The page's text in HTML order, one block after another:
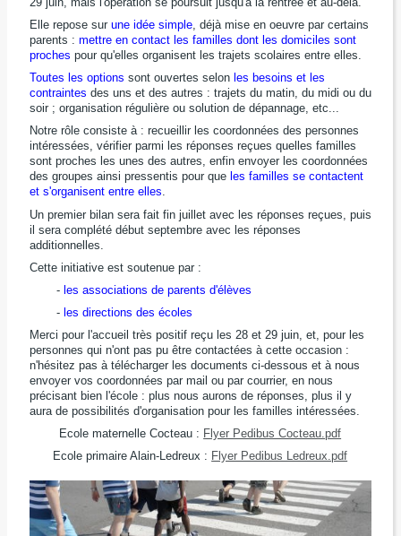
Elle repose sur une idée simple, déjà mise en oeuvre par certains
parents : mettre en contact les familles dont les domiciles sont
proches pour qu'elles organisent les trajets scolaires entre elles.
Toutes les options sont ouvertes selonles besoins et les
contraintes des uns et des autres : trajets du matin, du midi ou du
soir ; organisation régulière ou solution de dépannage, etc...
Notre rôle consiste à : recueillir les coordonnées des personnes
intéressées, vérifier parmi les réponses reçues quelles familles
sont proches les unes des autres, enfin envoyer les coordonnées
des groupes ainsi pressentis pour que les familles se contactent
et s'organisent entre elles.
Un premier bilan sera fait fin juillet avec les réponses reçues, puis
il sera complété début septembre avec les réponses
additionnelles.
Cette initiative est soutenue par :
- les associations de parents d'élèves
- les directions des écoles
Merci pour l'accueil très positif reçu les 28 et 29 juin, et, pour les
personnes qui n'ont pas pu être contactées à cette occasion :
n'hésitez pas à télécharger les documents ci-dessous et à nous
envoyer vos coordonnées par mail ou par courrier, en nous
précisant bien l'école : plus nous aurons de réponses, plus il y
aura de possibilités d'organisation pour les familles intéressées.
Ecole maternelle Cocteau : Flyer Pedibus Cocteau.pdf
Ecole primaire Alain-Ledreux : Flyer Pedibus Ledreux.pdf